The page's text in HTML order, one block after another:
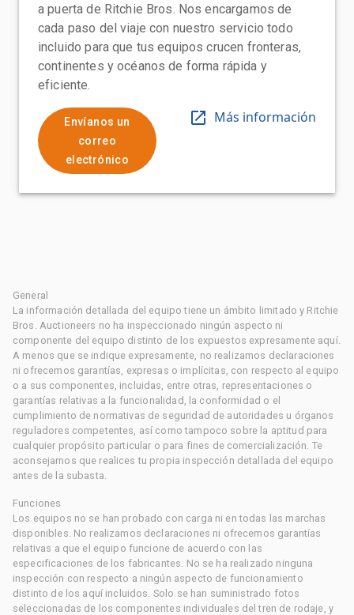
a puerta de Ritchie Bros. Nos encargamos de
cada paso del viaje con nuestro servicio todo
incluido para que tus equipos crucen fronteras,
continentes y océanos de forma rápida y
eficiente.
Envíanos un
correo
electrónico
Más información
General
La información detallada del equipo tiene un ámbito limitado y Ritchie
Bros. Auctioneers no ha inspeccionado ningún aspecto ni
componente del equipo distinto de los expuestos expresamente aquí.
A menos que se indique expresamente, no realizamos declaraciones
ni ofrecemos garantías, expresas o implícitas, con respecto al equipo
o a sus componentes, incluidas, entre otras, representaciones o
garantías relativas a la funcionalidad, la conformidad o el
cumplimiento de normativas de seguridad de autoridades u órganos
reguladores competentes, así como tampoco sobre la aptitud para
cualquier propósito particular o para fines de comercialización. Te
aconsejamos que realices tu propia inspección detallada del equipo
antes de la subasta.
Funciones
Los equipos no se han probado con carga ni en todas las marchas
disponibles. No realizamos declaraciones ni ofrecemos garantías
relativas a que el equipo funcione de acuerdo con las
especificaciones de los fabricantes. No se ha realizado ninguna
inspección con respecto a ningún aspecto de funcionamiento
distinto de los aquí incluidos. Solo se han suministrado fotos
seleccionadas de los componentes individuales del tren de rodaje, y